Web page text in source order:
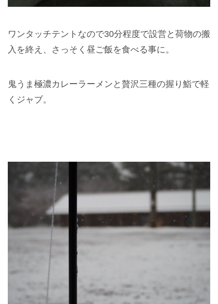
ワンタッチテントなので30分程度で設営と荷物の搬
入を終え、さっそく昼ご飯を食べる事に。
鬼うま極濃カレーラーメンと贅沢三種の握り鮨で軽
くジャブ。